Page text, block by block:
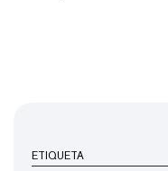
ETIQUETA